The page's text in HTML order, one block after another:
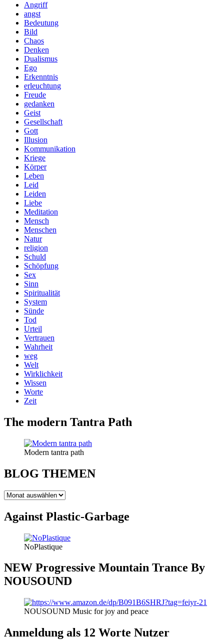
Angriff
angst
Bedeutung
Bild
Chaos
Denken
Dualismus
Ego
Erkenntnis
erleuchtung
Freude
gedanken
Geist
Gesellschaft
Gott
Illusion
Kommunikation
Kriege
Körper
Leben
Leid
Leiden
Liebe
Meditation
Mensch
Menschen
Natur
religion
Schuld
Schöpfung
Sex
Sinn
Spiritualität
System
Sünde
Tod
Urteil
Vertrauen
Wahrheit
weg
Welt
Wirklichkeit
Wissen
Worte
Zeit
The modern Tantra Path
Modern tantra path
BLOG THEMEN
BLOG
Against Plastic-Garbage
NoPlastique
NEW Progressive Mountain Trance By
NOUSOUND
NOUSOUND Music for joy and peace
Anmeldung als 12 Worte Nutzer